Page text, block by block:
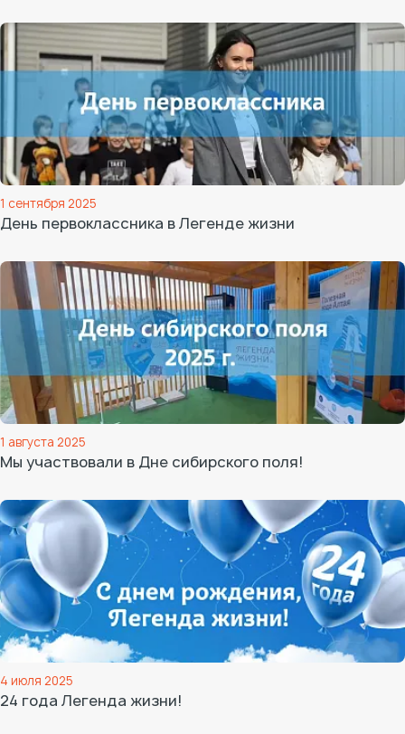
1 сентября 2025
День первоклассника в Легенде жизни
1 августа 2025
Мы участвовали в Дне сибирского поля!
4 июля 2025
24 года Легенда жизни!